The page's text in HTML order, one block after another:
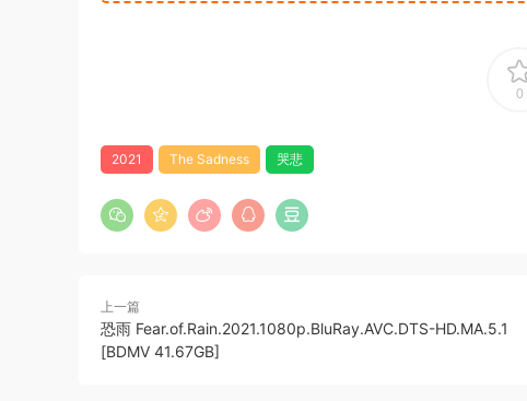
0
2021 The Sadness 哭悲
上一篇
恐雨 Fear.of.Rain.2021.1080p.BluRay.AVC.DTS-HD.MA.5.1
[BDMV 41.67GB]